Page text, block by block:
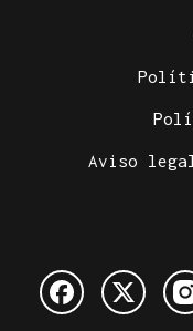
Aviso